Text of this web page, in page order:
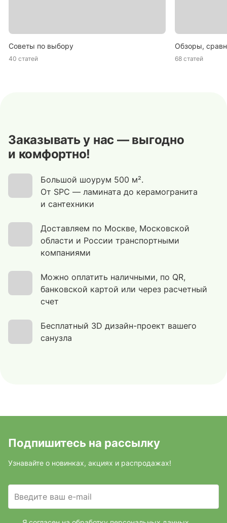
Советы по выбору
40 статей
Обзоры,
68 статей
Заказывать у нас — выгодно
и комфортно!
Большой шоурум 500 м².
От SPC — ламината до керамогранита
и сантехники
Доставляем по Москве, Московской
области и России транспортными
компаниями
Можно оплатить наличными, по QR,
банковской картой или через расчетный
счет
Бесплатный 3D дизайн-проект вашего
санузла
Подпишитесь на рассылку
Узнавайте о новинках, акциях и распродажах!
Введите ваш e-mail